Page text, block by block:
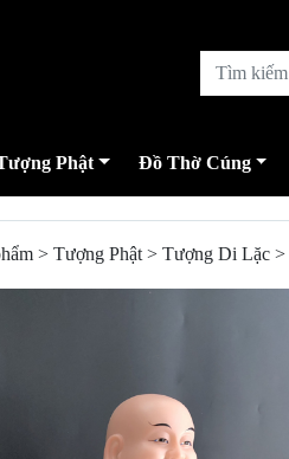
Phật Đồ Thờ Cúng
> Tượng Phật > Tượng Di Lặc >